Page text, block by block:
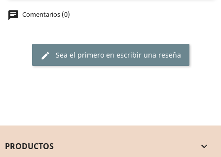
chat Comentarios (0)
edit Sea el primero en escribir una reseña
PRODUCTOS 